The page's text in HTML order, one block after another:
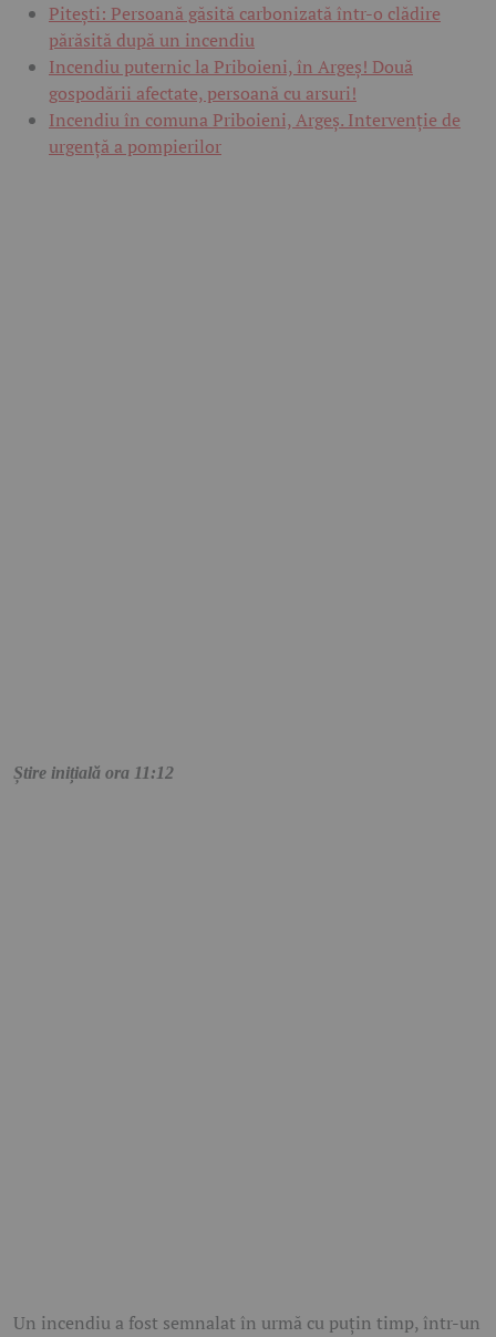
Pitești: Persoană găsită carbonizată într-o clădire
părăsită după un incendiu
Incendiu puternic la Priboieni, în Argeș! Două
gospodării afectate, persoană cu arsuri!
Incendiu în comuna Priboieni, Argeș. Intervenție de
urgență a pompierilor
Știre inițială ora 11:12
Un incendiu a fost semnalat în urmă cu puțin timp, într-un